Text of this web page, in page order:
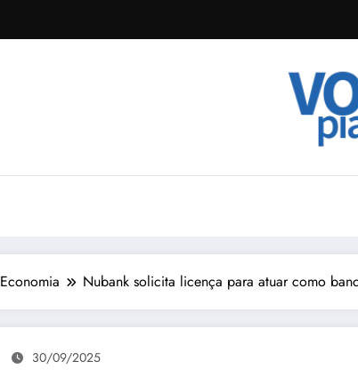
Economia Nubank solicita licença para atuar como
30/09/2025